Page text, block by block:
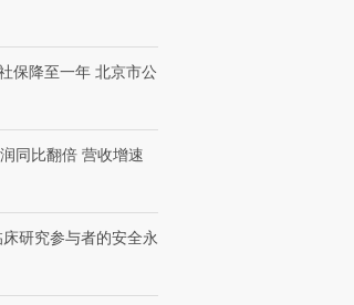
保降至一年 北京市公
同比翻倍 营收增速
研究参与者的安全永